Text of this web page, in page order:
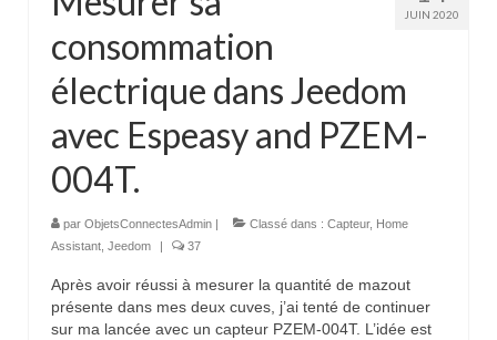
JUIN 2020
consommation
électrique dans Jeedom
avec Espeasy and PZEM-
004T.
par ObjetsConnectesAdmin Classé dans : Capteur, Home
Assistant Jeedom 37
Après avoir réussi à mesurer la quantité de mazout
présente dans mes deux cuves, j’ai tenté de continuer
sur ma lancée avec un capteur PZEM-004T. L’idée est